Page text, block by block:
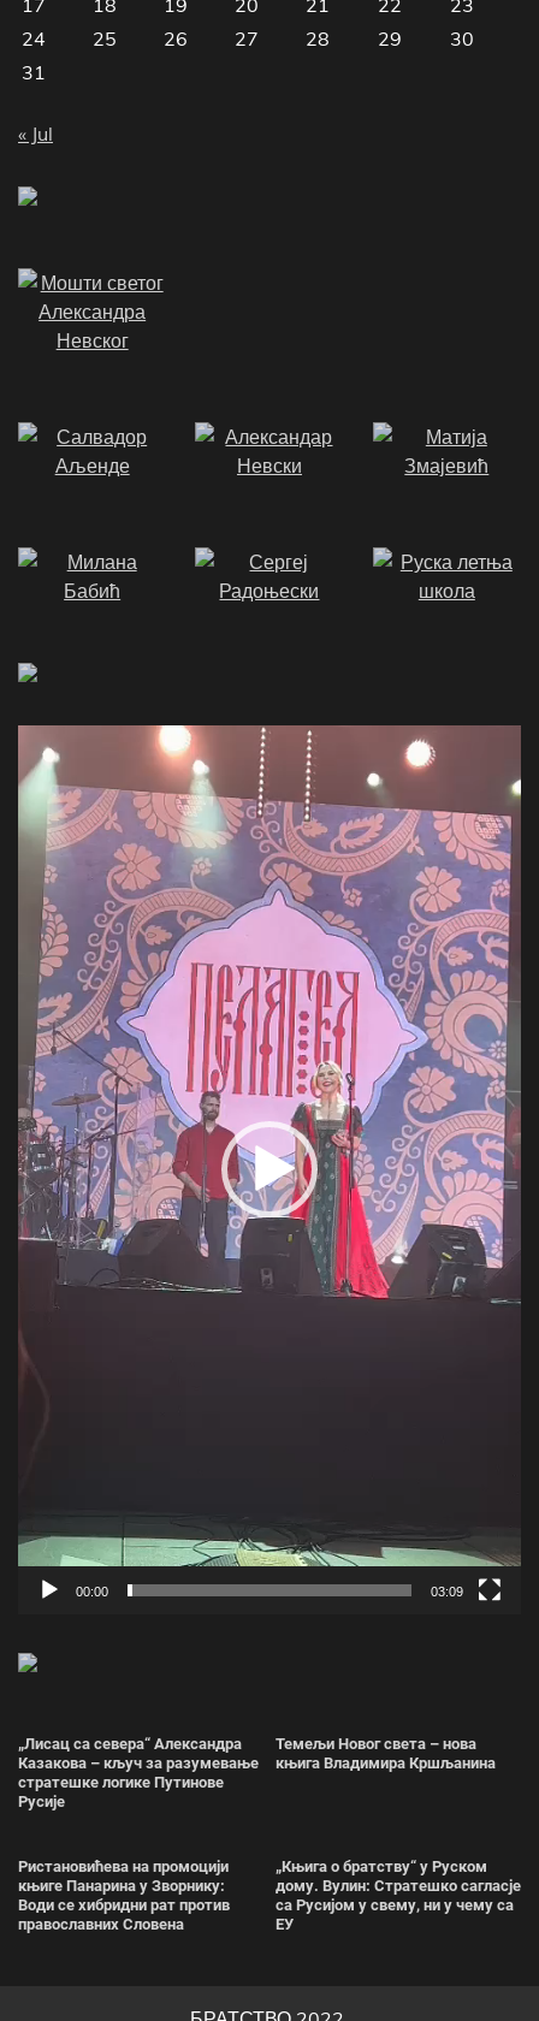
17
18 19 20 21 22
23
24
25 26 27 28 29
30
31
« Jul
Player
00:00 03:09
„Лисац са севера“ Александра
Казакова – кључ за разумевање
стратешке логике Путинове
Русије
Темељи Новог света – нова
књига Владимира Кршљанина
Ристановићева на промоцији
књиге Панарина у Зворнику:
Води се хибридни рат против
православних Словена
„Књига о братству“ у Руском
дому. Вулин: Стратешко сагласје
са Русијом у свему, ни у чему са
ЕУ